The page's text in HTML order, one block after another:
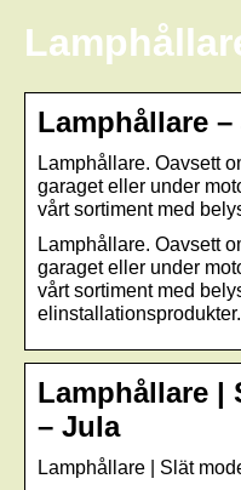
Lamphållare –
Lamphållare. Oavsett
garaget eller under
vårt sortiment med
Lamphållare. Oavsett
garaget eller under
vårt sortiment med
elinstallationsprodukter.
Lamphållare |
– Jula
Lamphållare | Slät